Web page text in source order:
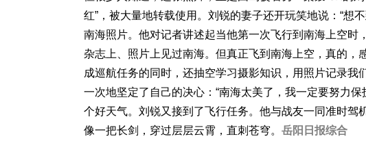
红”，被大量地转载使用。刘锐的妻子还开玩笑地说：“想
南海照片。他对记者讲述起当他第一次飞行到南海上空
杂志上、照片上见过南海。但真正飞到南海上空，真的，
成巡航任务的同时，还抽空学习摄影知识，用照片记录我
一次地坚定了自己的决心：“南海太美了，我一定要努力
个好天气。刘锐又接到了飞行任务。他与战友一同准时
像一把长剑，穿过层层云霄，直刺苍穹。 岳阳日报综合